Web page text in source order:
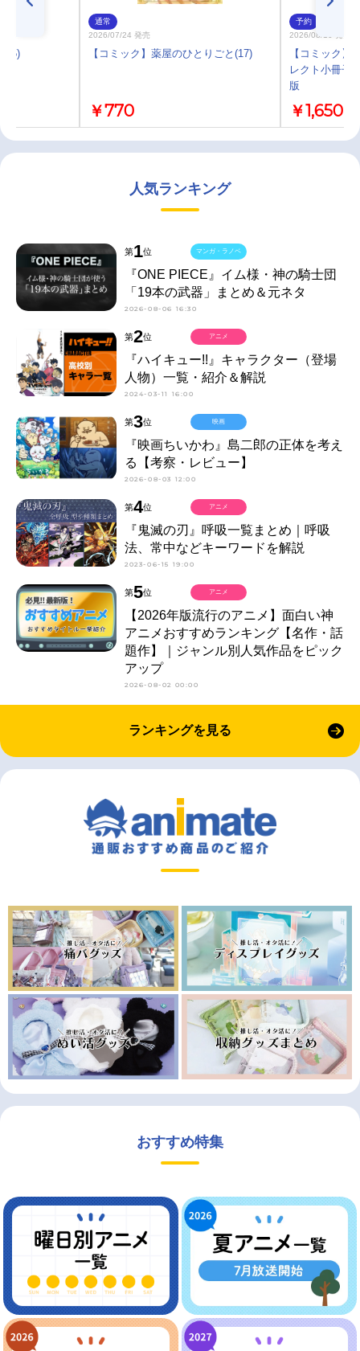
通常
2026/07/24 発売
【コミック】薬屋のひとりごと(17)
￥770
予約
2026/08/10 発売
【コミック】
レクト小冊子
版
￥1,650
人気ランキング
第1位
『ONE PIECE』イム様・神の騎士団
「19本の武器」まとめ＆元ネタ
2026-08-06 16:30
マンガ・ラノベ
第2位
『ハイキュー!!』キャラクター（登場
人物）一覧・紹介＆解説
2024-03-11 16:00
アニメ
第3位
『映画ちいかわ』島二郎の正体を考え
る【考察・レビュー】
2026-08-03 12:00
映画
第4位
『鬼滅の刃』呼吸一覧まとめ｜呼吸
法、常中などキーワードを解説
2023-06-15 19:00
アニメ
第5位
【2026年版流行のアニメ】面白い神
アニメおすすめランキング【名作・話
題作】｜ジャンル別人気作品をピック
アップ
2026-08-02 00:00
アニメ
ランキングを見る
おすすめ特集